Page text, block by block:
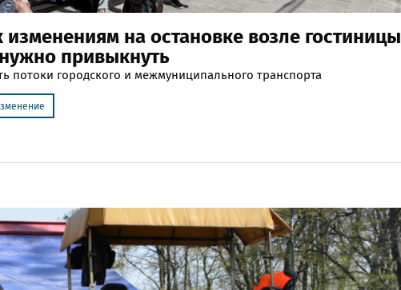
изменениям на остановке возле гостиницы
привыкнуть
потоки городского и межмуниципального транспорта